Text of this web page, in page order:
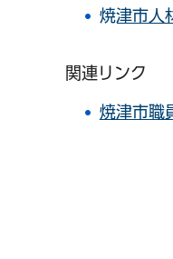
焼津市人
関連リンク
焼津市職